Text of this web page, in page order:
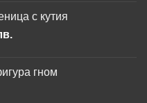
с кутия
гном